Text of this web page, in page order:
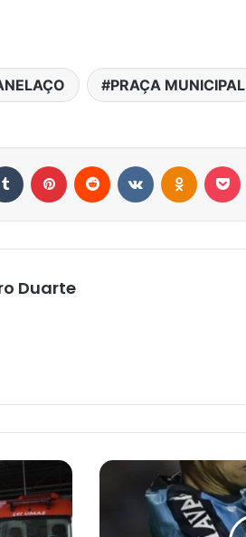
PRAÇA MUNICIPAL
Tumblr Pinterest Reddit
Duarte
Flamengo